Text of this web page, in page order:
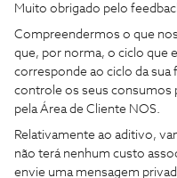
Muito obrigado pelo
Compreendermos o que
que, por norma, o ciclo que
corresponde ao ciclo da
controle os seus consumos
pela Área de Cliente NOS.
Relativamente ao aditivo,
não terá nenhum custo
envie uma mensagem